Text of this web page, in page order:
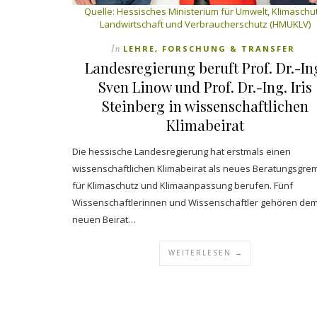
Quelle: Hessisches Ministerium für Umwelt,
Landwirtschaft und Verbraucherschutz (HMUKLV)
In LEHRE, FORSCHUNG & TRANSFER
Landesregierung beruft Prof. Dr.-
Sven Linow und Prof. Dr.-Ing. Iris
Steinberg in wissenschaftlichen
Klimabeirat
Die hessische Landesregierung hat erstmals einen
wissenschaftlichen Klimabeirat als neues
für Klimaschutz und Klimaanpassung berufen. Fünf
Wissenschaftlerinnen und Wissenschaftler gehören dem
neuen Beirat…
WEITERLESEN →